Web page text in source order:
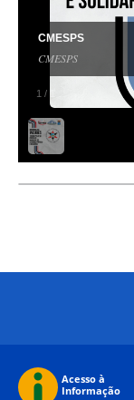
1 /
CMESPS
CMESPS